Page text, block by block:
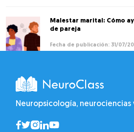
Malestar marital: Cómo
de pareja
31/07/
Neuropsicología, neurociencias